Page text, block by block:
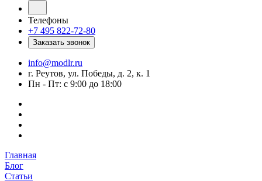
Телефоны
+7 495 822-72-80
Заказать звонок
info@modlr.ru
г. Реутов, ул. Победы, д. 2, к. 1
Пн - Пт: с 9:00 до 18:00
Главная
Блог
Статьи